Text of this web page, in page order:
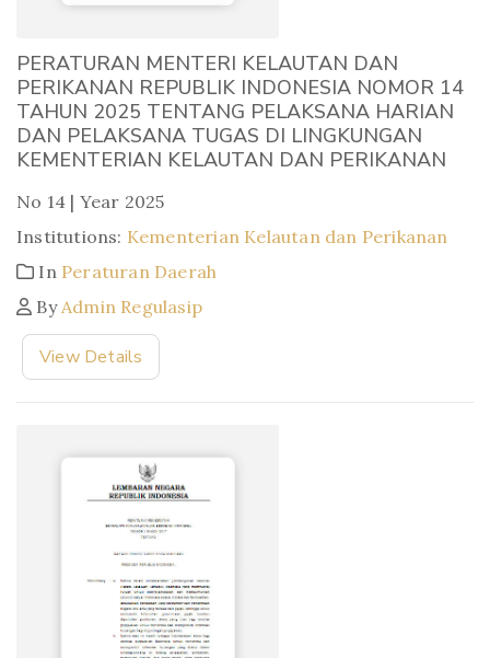
PERATURAN MENTERI KELAUTAN DAN
PERIKANAN REPUBLIK INDONESIA NOMOR 14
TAHUN 2025 TENTANG PELAKSANA HARIAN
DAN PELAKSANA TUGAS DI LINGKUNGAN
KEMENTERIAN KELAUTAN DAN PERIKANAN
No 14 | Year 2025
Institutions: Kementerian Kelautan dan Perikanan
In Peraturan Daerah
ByAdmin Regulasip
View Details